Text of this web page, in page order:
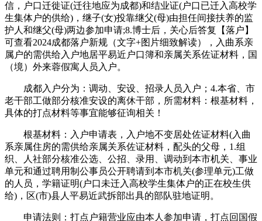
信，户口迁徙证(迁往地应为成都)和结业证(户口已迁入高校学
生集体户的供给)，继子(女)投靠继父(母)由担任间接扶养的监
护人和继父(母)两边参加申请;8.博士后，关心后答复【落户】
可查看2024成都落户新规（文字+图片细致解读），入曲系亲
属户的需供给入户地居平易近户口簿和亲属关系佐证材料，国
（境）外来蓉假寓人员入户。
成都入户分为：调动、安设、招录人员入户；4.本省、市
老干部工做部分核准安设的离休干部，所需材料：根基材料，
具体的打点材料等事宜能够征询相关！
根基材料：入户申请表，入户地不变居处佐证材料(入曲
系亲属住房的需供给亲属关系佐证材料，配头的父母，1.组
织、人社部分核准公选、公招、录用、调动到本市机关、事业
单元和通过聘用制公事员公开聘请到本市机关(参理单元)工做
的人员，学籍证明(户口未迁入高校学生集体户的正在校生供
给)，区(市)县人平易近武拆部出具的部队驻地证明。
申请法则：打点户籍营业应由本人参加申请，打点回国假